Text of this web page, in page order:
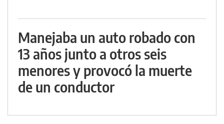
Manejaba un auto robado con
13 años junto a otros seis
menores y provocó la muerte
de un conductor